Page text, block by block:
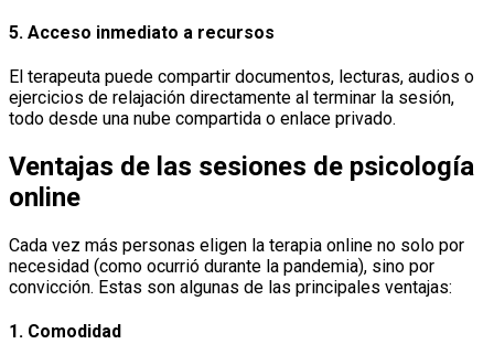
5. Acceso inmediato a recursos
El terapeuta puede compartir documentos, lecturas, audios o
ejercicios de relajación directamente al terminar la sesión,
todo desde una nube compartida o enlace privado.
Ventajas de las sesiones de psicología
online
Cada vez más personas eligen la terapia online no solo por
necesidad (como ocurrió durante la pandemia), sino por
convicción. Estas son algunas de las principales ventajas:
1. Comodidad